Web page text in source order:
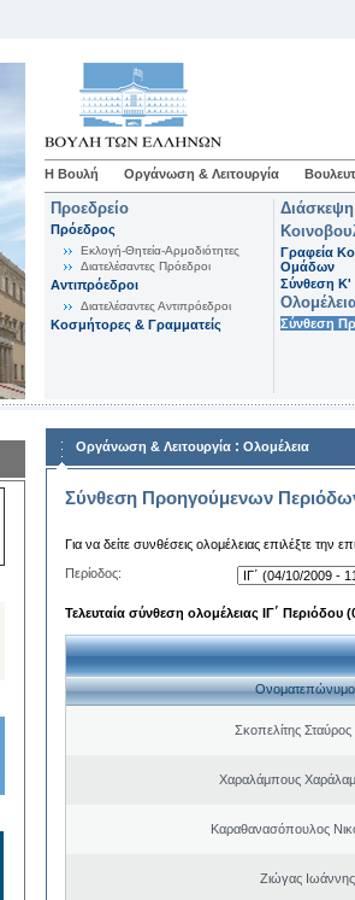
Η Βουλή Οργάνωση & Λειτουργία
Προεδρείο
Πρόεδρος
Εκλογή-Θητεία-Αρμοδιότητες
Διατελέσαντες Πρόεδροι
Αντιπρόεδροι
Διατελέσαντες Αντιπρόεδροι
Κοσμήτορες & Γραμματείς
Γραφεία
Ομάδων
Σύνθεση K'
Σύνθεση
Οργάνωση & Λειτουργία : Ολομέλεια
Σύνθεση Προηγούμενων
Για να δείτε συνθέσεις ολομέλειας επιλέξτε την
Περίοδος:
Τελευταία σύνθεση ολομέλειας ΙΓ΄ Περιόδου
Ονοματεπώνυμο
Σκοπελίτης
Χαραλάμπους
Καραθανασόπουλος
Ζιώγας